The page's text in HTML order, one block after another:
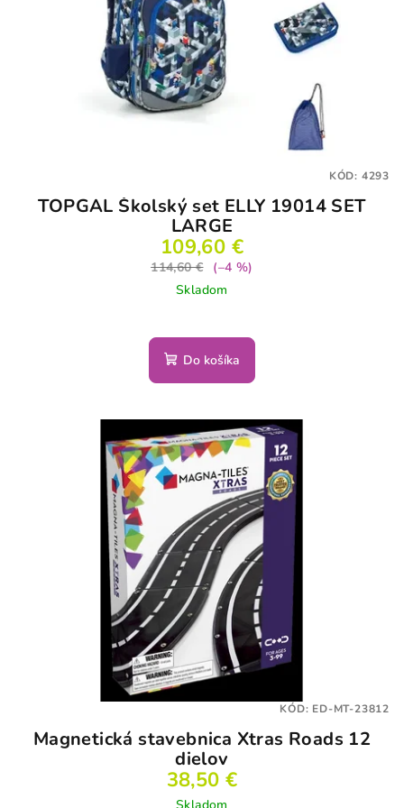
TOPGAL Školský set ELLY 19014 SET
LARGE
109,60 €
114,60 €
(–4 %)
Skladom
Do košíka
KÓD: 4293
Magnetická stavebnica Xtras Roads 12
dielov
38,50 €
KÓD: ED-MT-23812